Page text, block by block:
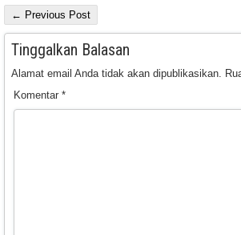
← Previous Post
Tinggalkan Balasan
Alamat email Anda tidak akan dipublikasikan.
Komentar *